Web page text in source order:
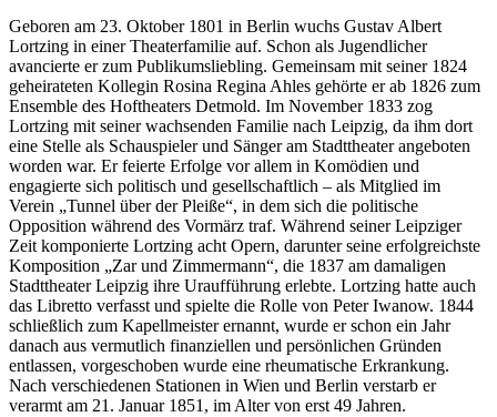
Geboren am 23. Oktober 1801 in Berlin wuchs Gustav Albert
Lortzing in einer Theaterfamilie auf. Schon als Jugendlicher
avancierte er zum Publikumsliebling. Gemeinsam mit seiner 1824
geheirateten Kollegin Rosina Regina Ahles gehörte er ab 1826 zum
Ensemble des Hoftheaters Detmold. Im November 1833 zog
Lortzing mit seiner wachsenden Familie nach Leipzig, da ihm dort
eine Stelle als Schauspieler und Sänger am Stadttheater angeboten
worden war. Er feierte Erfolge vor allem in Komödien und
engagierte sich politisch und gesellschaftlich – als Mitglied im
Verein „Tunnel über der Pleiße“, in dem sich die politische
Opposition während des Vormärz traf. Während seiner Leipziger
Zeit komponierte Lortzing acht Opern, darunter seine erfolgreichste
Komposition „Zar und Zimmermann“, die 1837 am damaligen
Stadttheater Leipzig ihre Uraufführung erlebte. Lortzing hatte auch
das Libretto verfasst und spielte die Rolle von Peter Iwanow. 1844
schließlich zum Kapellmeister ernannt, wurde er schon ein Jahr
danach aus vermutlich finanziellen und persönlichen Gründen
entlassen, vorgeschoben wurde eine rheumatische Erkrankung.
Nach verschiedenen Stationen in Wien und Berlin verstarb er
verarmt am 21. Januar 1851, im Alter von erst 49 Jahren.